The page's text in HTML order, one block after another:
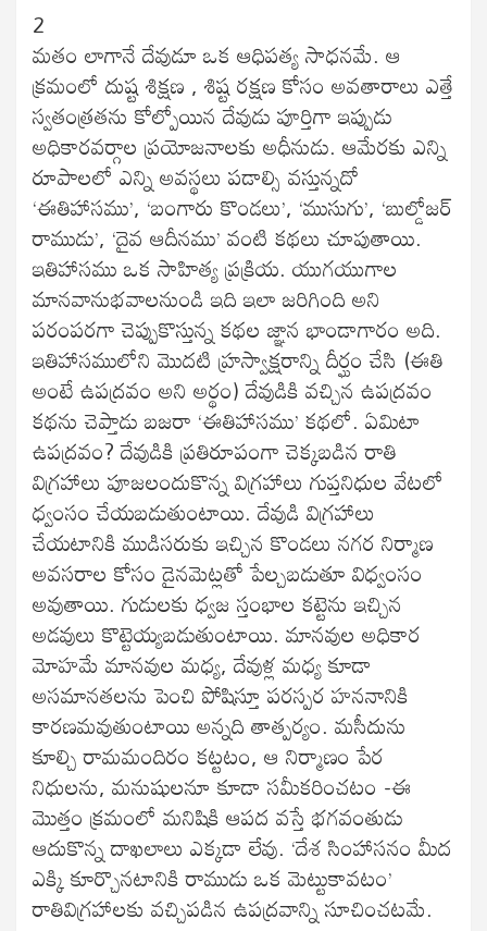
2
మతం లాగానే దేవుడూ ఒక ఆధిపత్య సాధనమే. ఆ
క్రమంలో దుష్ట శిక్షణ , శిష్ట రక్షణ కోసం అవతారాలు ఎత్తే
స్వతంత్రతను కోల్పోయిన దేవుడు పూర్తిగా ఇప్పుడు
అధికారవర్గాల ప్రయోజనాలకు అధీనుడు. ఆమేరకు ఎన్ని
రూపాలలో ఎన్ని అవస్థలు పడాల్సి వస్తున్నదో
‘ఈతిహాసము’, ‘బంగారు కొండలు’, ‘ముసుగు’, ‘బుల్డోజర్
రాముడు’, ‘దైవ ఆదీనము’ వంటి కథలు చూపుతాయి.
ఇతిహాసము ఒక సాహిత్య ప్రక్రియ. యుగయుగాల
మానవానుభవాలనుండి ఇది ఇలా జరిగింది అని
పరంపరగా చెప్పుకొస్తున్న కథల జ్ఞాన భాండాగారం అది.
ఇతిహాసములోని మొదటి హ్రస్వాక్షరాన్ని దీర్ఘం చేసి (ఈతి
అంటే ఉపద్రవం అని అర్థం) దేవుడికి వచ్చిన ఉపద్రవం
కథను చెప్తాడు బజరా ‘ఈతిహాసము’ కథలో. ఏమిటా
ఉపద్రవం? దేవుడికి ప్రతిరూపంగా చెక్కబడిన రాతి
విగ్రహాలు పూజలందుకొన్న విగ్రహాలు గుప్తనిధుల వేటలో
ధ్వంసం చేయబడుతుంటాయి. దేవుడి విగ్రహాలు
చేయటానికి ముడిసరుకు ఇచ్చిన కొండలు నగర నిర్మాణ
అవసరాల కోసం డైనమెట్లతో పేల్చబడుతూ విధ్వంసం
అవుతాయి. గుడులకు ధ్వజ స్తంభాల కట్టెను ఇచ్చిన
అడవులు కొట్టెయ్యబడుతుంటాయి. మానవుల అధికార
మోహమే మానవుల మధ్య, దేవుళ్ల మధ్య కూడా
అసమానతలను పెంచి పోషిస్తూ పరస్పర హననానికి
కారణమవుతుంటాయి అన్నది తాత్పర్యం. మసీదును
కూల్చి రామమందిరం కట్టటం, ఆ నిర్మాణం పేర
నిధులను, మనుషులనూ కూడా సమీకరించటం -ఈ
మొత్తం క్రమంలో మనిషికి ఆపద వస్తే భగవంతుడు
ఆదుకొన్న దాఖలాలు ఎక్కడా లేవు. ‘దేశ సింహాసనం మీద
ఎక్కి కూర్చొనటానికి రాముడు ఒక మెట్టుకావటం’
రాతివిగ్రహాలకు వచ్చిపడిన ఉపద్రవాన్ని సూచించటమే.